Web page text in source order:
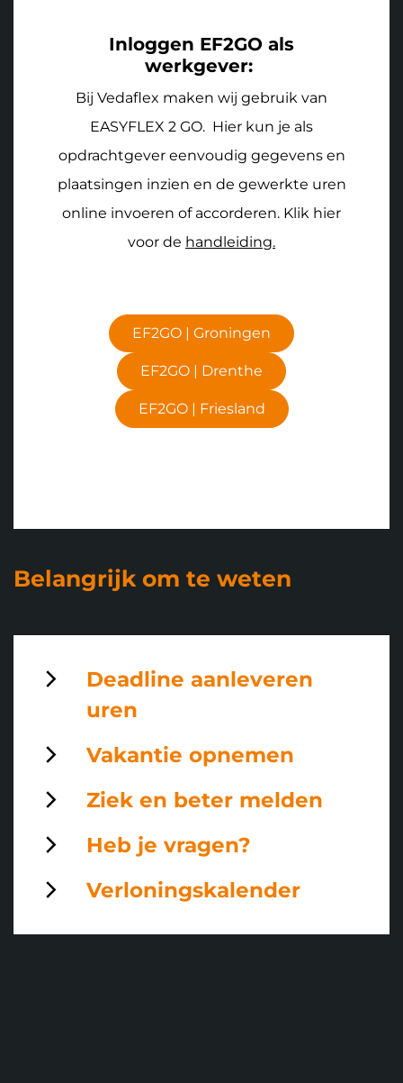
Inloggen EF2GO als
werkgever:
Bij Vedaflex maken wij gebruik van
EASYFLEX 2 GO. Hier kun je als
opdrachtgever eenvoudig gegevens en
plaatsingen inzien en de gewerkte uren
online invoeren of accorderen. Klik hier
voor de handleiding.
EF2GO | Groningen
EF2GO | Drenthe
EF2GO | Friesland
Belangrijk om te weten
Deadline aanleveren
uren
Vakantie opnemen
Ziek en beter melden
Heb je vragen?
Verloningskalender